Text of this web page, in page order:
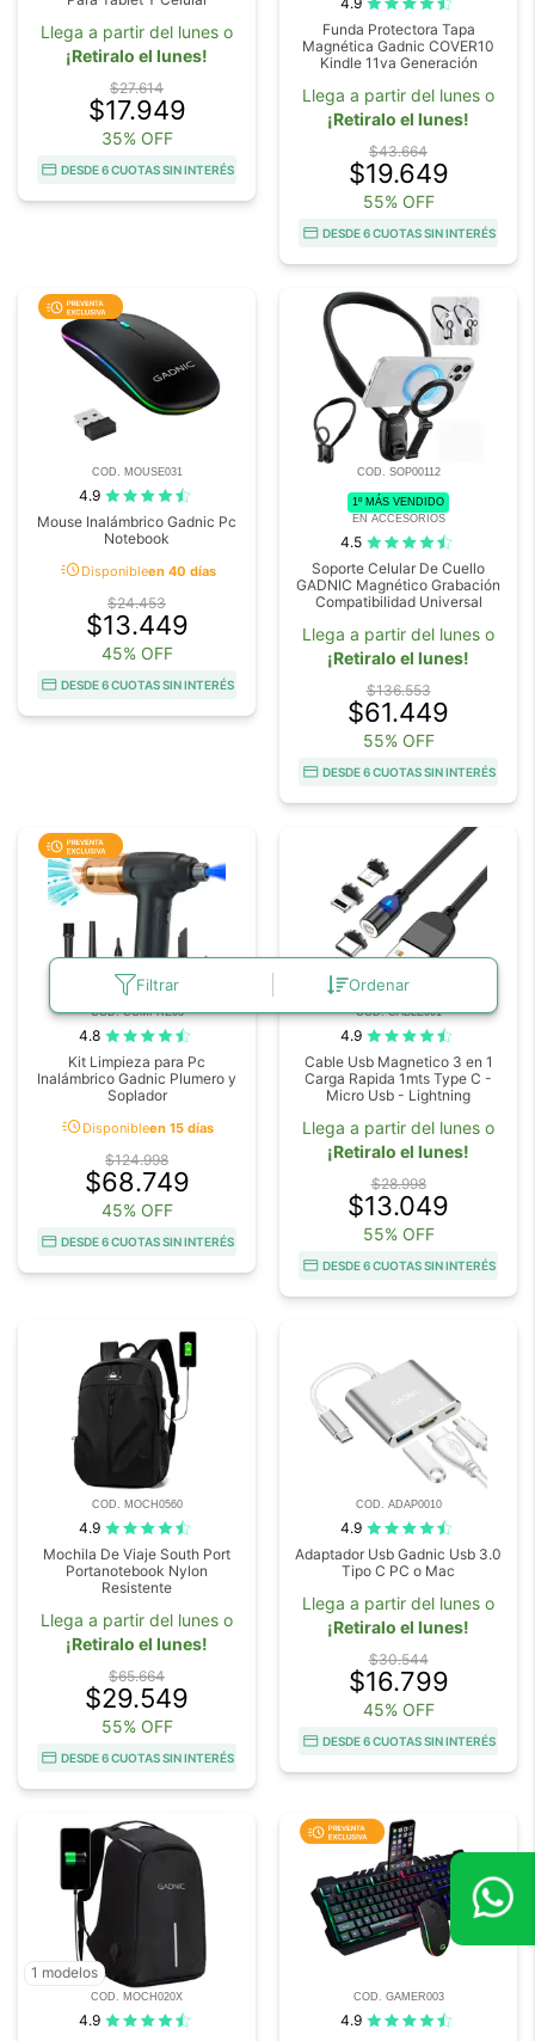
Filtrar Ordenar
Llega a partir del lunes o
¡Retiralo el lunes!
$27.614
$17.949
35% OFF
DESDE 6 CUOTAS SIN INTERÉS
Funda Protectora Tapa
Magnética Gadnic COVER10
Kindle 11va Generación
Llega a partir del lunes o
¡Retiralo el lunes!
$43.664
$19.649
55% OFF
DESDE 6 CUOTAS SIN INTERÉS
COD. MOUSE031
4.9
Mouse Inalámbrico Gadnic Pc
Notebook
acuteDisponibleen 40 días
$24.453
$13.449
45% OFF
DESDE 6 CUOTAS SIN INTERÉS
COD. SOP00112
1º MÁS VENDIDO
EN ACCESORIOS
4.5
Soporte Celular De Cuello
GADNIC Magnético Grabación
Compatibilidad Universal
Llega a partir del lunes o
¡Retiralo el lunes!
$136.553
$61.449
55% OFF
DESDE 6 CUOTAS SIN INTERÉS
COD. COMPRE03
4.8
Kit Limpieza para Pc
Inalámbrico Gadnic Plumero y
Soplador
acuteDisponibleen 15 días
$124.998
$68.749
45% OFF
DESDE 6 CUOTAS SIN INTERÉS
COD. CABLE001
4.9
Cable Usb Magnetico 3 en 1
Carga Rapida 1mts Type C -
Micro Usb - Lightning
Llega a partir del lunes o
¡Retiralo el lunes!
$28.998
$13.049
55% OFF
DESDE 6 CUOTAS SIN INTERÉS
COD. MOCH0560
4.9
Mochila De Viaje South Port
Portanotebook Nylon
Resistente
Llega a partir del lunes o
¡Retiralo el lunes!
$65.664
$29.549
55% OFF
DESDE 6 CUOTAS SIN INTERÉS
COD. ADAP0010
4.9
Adaptador Usb Gadnic Usb 3.0
Tipo C PC o Mac
Llega a partir del lunes o
¡Retiralo el lunes!
$30.544
$16.799
45% OFF
DESDE 6 CUOTAS SIN INTERÉS
1 modelos
COD. MOCH020X
4.9
COD. GAMER003
4.9